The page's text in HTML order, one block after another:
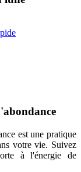
est une pratique
votre vie. Suivez
à l'énergie de